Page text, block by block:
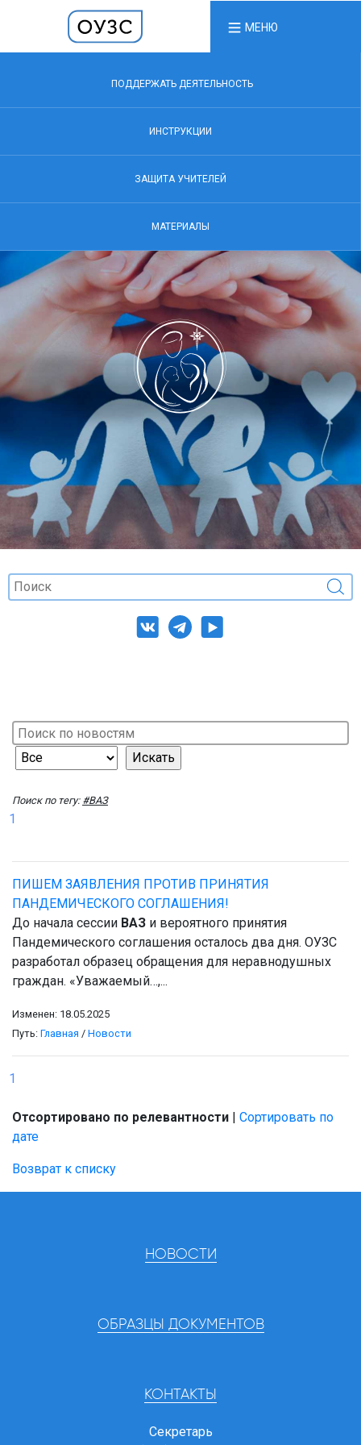
МЕНЮ
ПОДДЕРЖАТЬ ДЕЯТЕЛЬНОСТЬ
ИНСТРУКЦИИ
ЗАЩИТА УЧИТЕЛЕЙ
МАТЕРИАЛЫ
Поиск по тегу: #ВАЗ
1
ПИШЕМ ЗАЯВЛЕНИЯ ПРОТИВ ПРИНЯТИЯ
ПАНДЕМИЧЕСКОГО СОГЛАШЕНИЯ!
До начала сессии ВАЗ и вероятного принятия
Пандемического соглашения осталось два дня. ОУЗС
разработал образец обращения для неравнодушных
граждан. «Уважаемый…,...
Изменен: 18.05.2025
Путь: Главная / Новости
1
Отсортировано по релевантности | Сортировать по
дате
Возврат к списку
НОВОСТИ
ОБРАЗЦЫ ДОКУМЕНТОВ
КОНТАКТЫ
Секретарь